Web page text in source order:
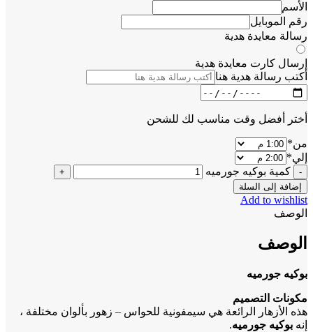
الأسم
رقم الموبايل
رسالة معايدة هدية
إرسال كارت معايدة هدية
أكتب رسالة هدية هنا
أختر أفضل وقت مناسب لك للشحن
من*
إلي*
كمية بوكيه جورميه
إضافة إلى السلة
Add to wishlist
الوصف
الوصف
بوكيه جورميه
مكونات التصميم
هذه الأزهار الرائعة هي سيمفونية للحواس – زهور بألوان مختلفة ،
إنه بوكيه جورميه.